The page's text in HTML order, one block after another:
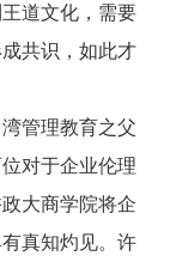
道文化，需要
共识，如此才
管理教育之父
对于企业伦理
大商学院将企
真知灼见。 许